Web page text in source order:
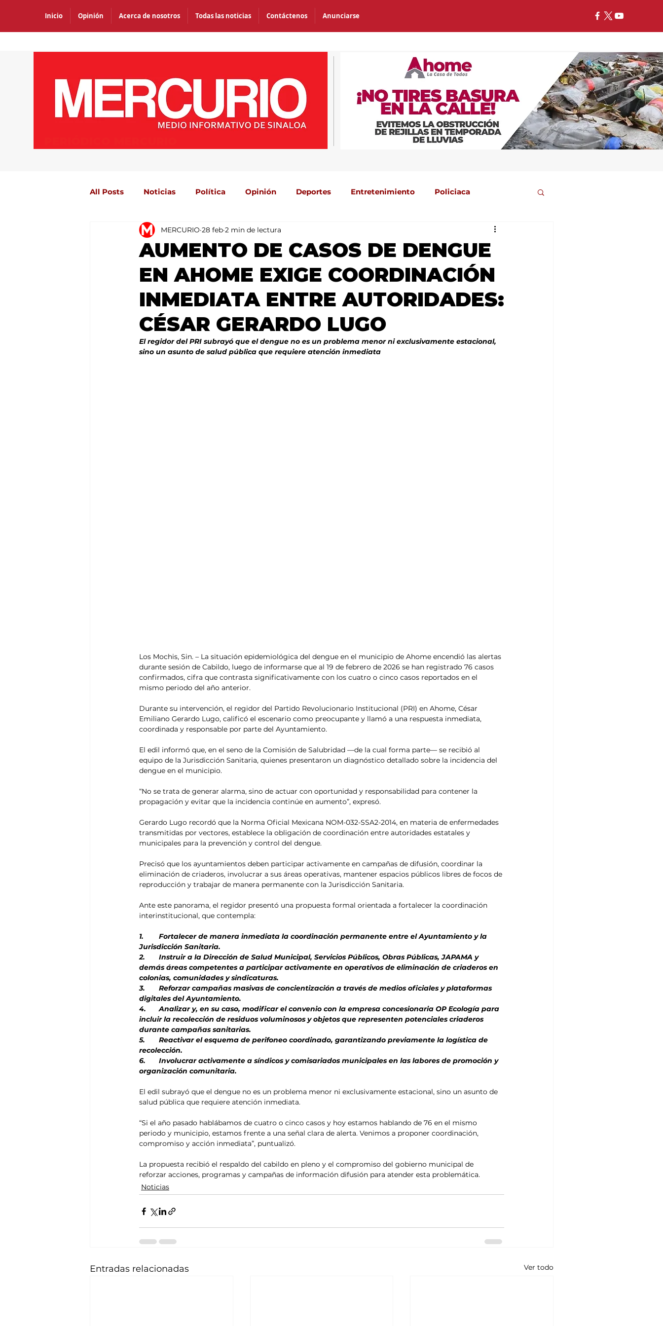
Inicio Opinión Acerca de nosotros Todas las noticias Contáctenos Anunciarse
All Posts Noticias Política Opinión Deportes Entretenimiento Policiaca
Agricultura México Mundo Portada 2
AUMENTO DE CASOS DE DENGUE
EN AHOME EXIGE COORDINACIÓN
INMEDIATA ENTRE AUTORIDADES:
CÉSAR GERARDO LUGO
MERCURIO 28 feb 2 min de lectura
El regidor del PRI subrayó que el dengue no es un problema menor ni exclusivamente estacional,
sino un asunto de salud pública que requiere atención inmediata
Los Mochis, Sin. – La situación epidemiológica del dengue en el municipio de Ahome encendió las alertas
durante sesión de Cabildo, luego de informarse que al 19 de febrero de 2026 se han registrado 76 casos
confirmados, cifra que contrasta significativamente con los cuatro o cinco casos reportados en el
mismo periodo del año anterior.
Durante su intervención, el regidor del Partido Revolucionario Institucional (PRI) en Ahome, César
Emiliano Gerardo Lugo, calificó el escenario como preocupante y llamó a una respuesta inmediata,
coordinada y responsable por parte del Ayuntamiento.
El edil informó que, en el seno de la Comisión de Salubridad —de la cual forma parte— se recibió al
equipo de la Jurisdicción Sanitaria, quienes presentaron un diagnóstico detallado sobre la incidencia del
dengue en el municipio.
“No se trata de generar alarma, sino de actuar con oportunidad y responsabilidad para contener la
propagación y evitar que la incidencia continúe en aumento”, expresó.
Gerardo Lugo recordó que la Norma Oficial Mexicana NOM-032-SSA2-2014, en materia de enfermedades
transmitidas por vectores, establece la obligación de coordinación entre autoridades estatales y
municipales para la prevención y control del dengue.
Precisó que los ayuntamientos deben participar activamente en campañas de difusión, coordinar la
eliminación de criaderos, involucrar a sus áreas operativas, mantener espacios públicos libres de focos de
reproducción y trabajar de manera permanente con la Jurisdicción Sanitaria.
Ante este panorama, el regidor presentó una propuesta formal orientada a fortalecer la coordinación
interinstitucional, que contempla:
1.	Fortalecer de manera inmediata la coordinación permanente entre el Ayuntamiento y la
Jurisdicción Sanitaria.
2.	Instruir a la Dirección de Salud Municipal, Servicios Públicos, Obras Públicas, JAPAMA y
demás áreas competentes a participar activamente en operativos de eliminación de criaderos en
colonias, comunidades y sindicaturas.
3.	Reforzar campañas masivas de concientización a través de medios oficiales y plataformas
digitales del Ayuntamiento.
4.	Analizar y, en su caso, modificar el convenio con la empresa concesionaria OP Ecología para
incluir la recolección de residuos voluminosos y objetos que representen potenciales criaderos
durante campañas sanitarias.
5.	Reactivar el esquema de perifoneo coordinado, garantizando previamente la logística de
recolección.
6.	Involucrar activamente a síndicos y comisariados municipales en las labores de promoción y
organización comunitaria.
El edil subrayó que el dengue no es un problema menor ni exclusivamente estacional, sino un asunto de
salud pública que requiere atención inmediata.
“Si el año pasado hablábamos de cuatro o cinco casos y hoy estamos hablando de 76 en el mismo
periodo y municipio, estamos frente a una señal clara de alerta. Venimos a proponer coordinación,
compromiso y acción inmediata”, puntualizó.
La propuesta recibió el respaldo del cabildo en pleno y el compromiso del gobierno municipal de
reforzar acciones, programas y campañas de información difusión para atender esta problemática.
Noticias
Entradas relacionadas Ver todo